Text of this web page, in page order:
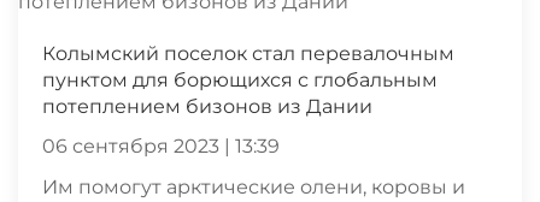
Колымский поселок стал перевалочным
пунктом для борющихся с глобальным
потеплением бизонов из Дании
06 сентября 2023 | 13:39
Им помогут арктические олени, коровы и